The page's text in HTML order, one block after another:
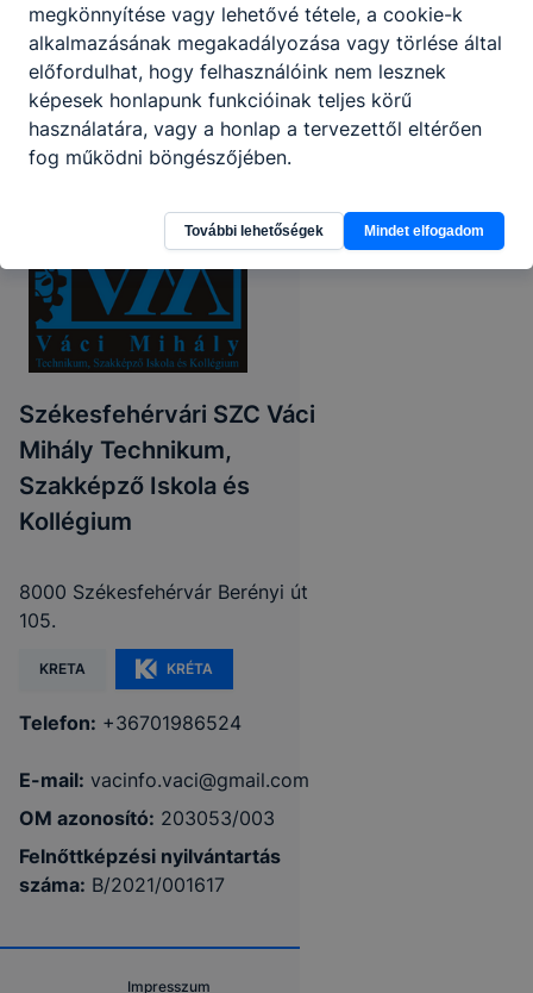
Székesfehérvári SZC Váci
Mihály Technikum,
Szakképző Iskola és
Kollégium
8000 Székesfehérvár Berényi út
105.
KRETA KRÉTA
Telefon: +36701986524
E-mail: vacinfo.vaci@gmail.com
OM azonosító: 203053/003
Felnőttképzési nyilvántartás
száma: B/2021/001617
Impresszum
megkönnyítése vagy lehetővé tétele, a cookie-k
alkalmazásának megakadályozása vagy törlése által
előfordulhat, hogy felhasználóink nem lesznek
képesek honlapunk funkcióinak teljes körű
használatára, vagy a honlap a tervezettől eltérően
fog működni böngészőjében.
További lehetőségek Mindet elfogadom